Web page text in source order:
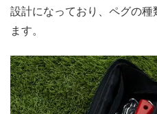
設計になっており、ペグの
ます。